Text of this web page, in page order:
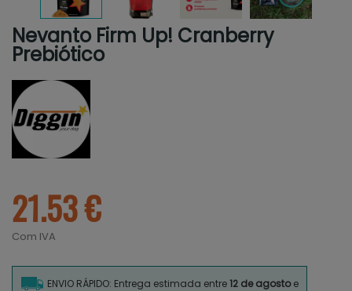
Nevanto Firm Up! Cranberry
Prebiótico
21.53 €
Com IVA
ENVIO RÁPIDO: Entrega estimada entre12 de agostoe